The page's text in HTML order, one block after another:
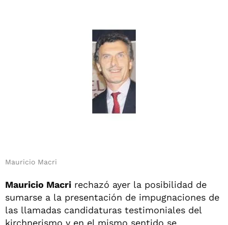
Mauricio Macri
Mauricio Macri rechazó ayer la posibilidad de
sumarse a la presentación de impugnaciones de
las llamadas candidaturas testimoniales del
kirchnerismo y en el mismo sentido se